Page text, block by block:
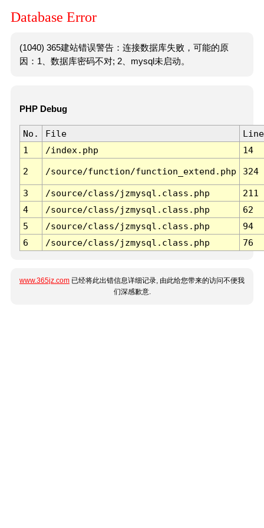
Database Error
(1040) 365建站错误警告：连接数据库失败，可能的原
因：1、数据库密码不对; 2、mysql未启动。
PHP Debug
No. File
Line
1
/index.php 14
2 /source/function/function_extend.php 324
3 /source/class/jzmysql.class.php
211
4
/source/class/jzmysql.class.php
62
5
/source/class/jzmysql.class.php
94
6
/source/class/jzmysql.class.php 76
www.365jz.com 已经将此出错信息详细记录, 由此给您带来的访问不便我
们深感歉意.